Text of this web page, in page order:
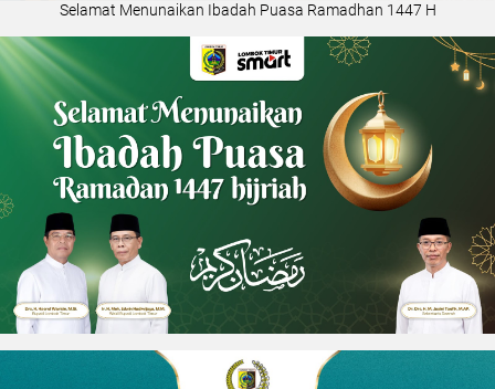
Selamat Menunaikan Ibadah Puasa Ramadhan 1447 H